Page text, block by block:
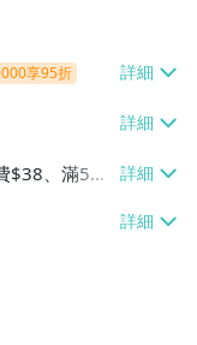
享95折
$38、滿5件
取貨
付款【單件
免運
、滿5件